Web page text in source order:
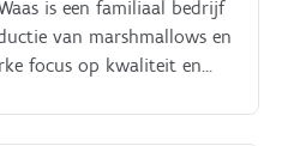
is een familiaal bedrijf
van marshmallows en
focus op kwaliteit en
in de voedingssector.